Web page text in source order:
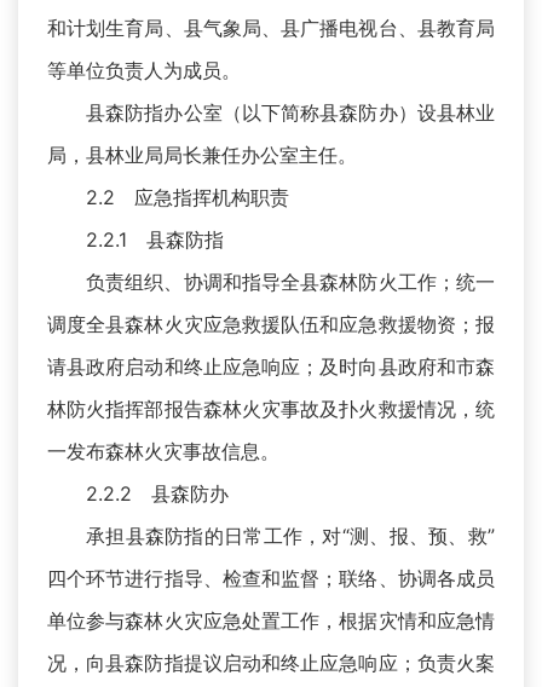
和计划生育局、县气象局、县广播电视台、县教育局
等单位负责人为成员。
县森防指办公室（以下简称县森防办）设县林业
局，县林业局局长兼任办公室主任。
2.2 应急指挥机构职责
2.2.1 县森防指
负责组织、协调和指导全县森林防火工作；统一
调度全县森林火灾应急救援队伍和应急救援物资；报
请县政府启动和终止应急响应；及时向县政府和市森
林防火指挥部报告森林火灾事故及扑火救援情况，统
一发布森林火灾事故信息。
2.2.2 县森防办
承担县森防指的日常工作，对“测、报、预、救”
四个环节进行指导、检查和监督；联络、协调各成员
单位参与森林火灾应急处置工作，根据灾情和应急情
况，向县森防指提议启动和终止应急响应；负责火案